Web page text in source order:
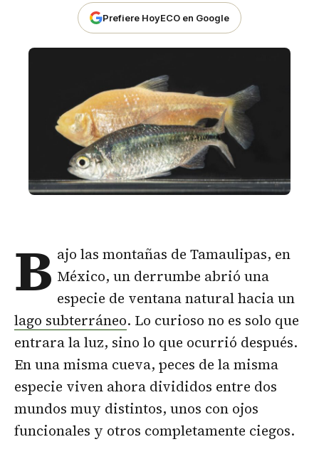
Prefiere HoyECO en Google
B ajo las montañas de Tamaulipas, en
México, un derrumbe abrió una
especie de ventana natural hacia un
lago subterráneo. Lo curioso no es solo que
entrara la luz, sino lo que ocurrió después.
En una misma cueva, peces de la misma
especie viven ahora divididos entre dos
mundos muy distintos, unos con ojos
funcionales y otros completamente ciegos.